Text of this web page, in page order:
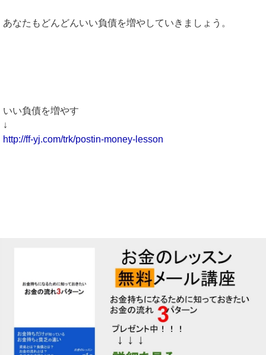
あなたもどんどんいい負債を増やしていきましょう。
いい負債を増やす
↓
http://ff-yj.com/trk/postin-money-lesson